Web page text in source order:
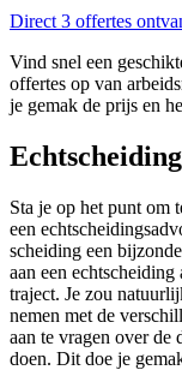
Direct 3 offertes
Vind snel een
offertes op van
je gemak de prijs en
Sta je op het punt om
een
scheiding een
aan een
traject. Je zou
nemen met de
aan te vragen over de
doen. Dit doe je